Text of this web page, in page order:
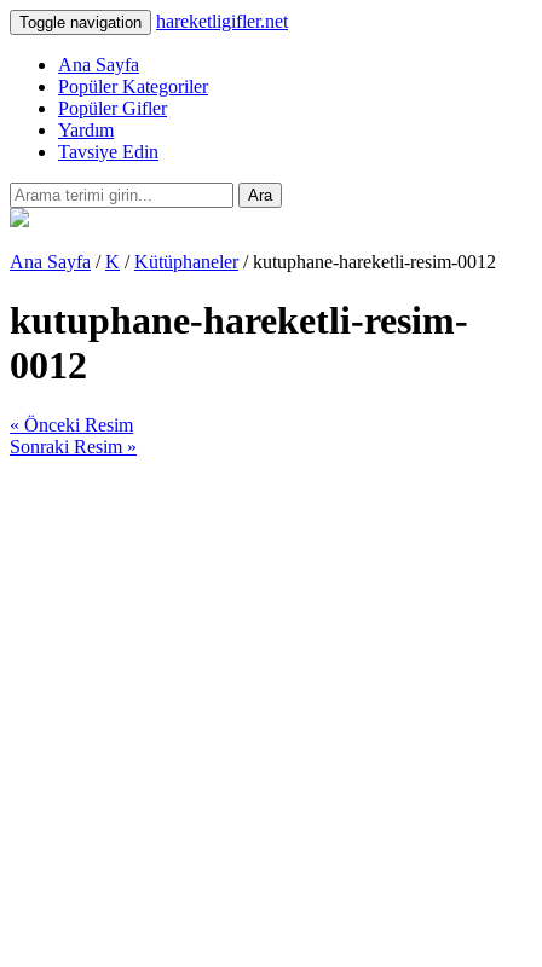
Toggle navigation hareketligifler.net
Ana Sayfa
Popüler Kategoriler
Popüler Gifler
Yardım
Tavsiye Edin
Ara
Ana Sayfa /K /Kütüphaneler/ kutuphane-hareketli-resim-0012
kutuphane-hareketli-resim-
0012
« Önceki Resim
Sonraki Resim »